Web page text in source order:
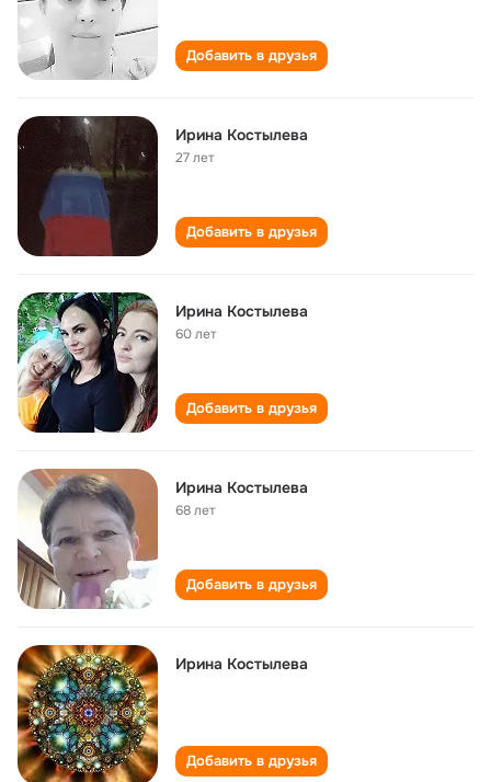
Добавить в друзья
Ирина Костылева
27 лет
Добавить в друзья
Ирина Костылева
60 лет
Добавить в друзья
Ирина Костылева
68 лет
Добавить в друзья
Ирина Костылева
Добавить в друзья